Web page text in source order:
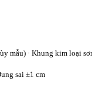
mẫu) · Khung kim loại
sai ±1 cm